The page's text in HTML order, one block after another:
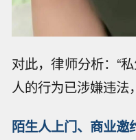
对此，律师分析：“
人的行为已涉嫌违法
陌生人上门、商业邀